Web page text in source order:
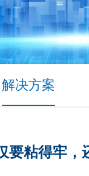
解决方案
要粘得牢，